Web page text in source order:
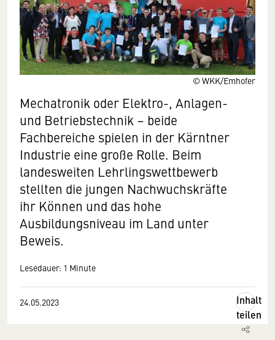
© WKK/Emhofer
Mechatronik oder Elektro-, Anlagen-
und Betriebstechnik – beide
Fachbereiche spielen in der Kärntner
Industrie eine große Rolle. Beim
landesweiten Lehrlingswettbewerb
stellten die jungen Nachwuchskräfte
ihr Können und das hohe
Ausbildungsniveau im Land unter
Beweis.
Lesedauer: 1 Minute
24.05.2023
Inhalt
teilen